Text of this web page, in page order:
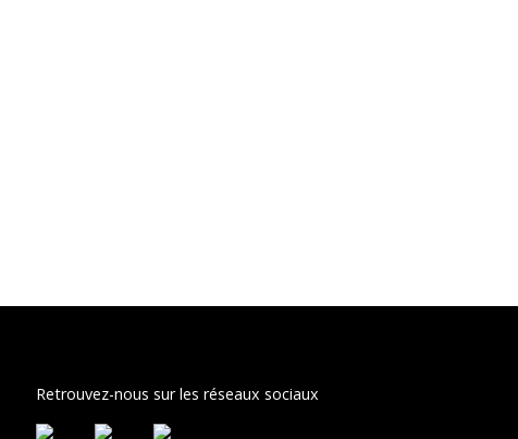
Retrouvez-nous sur les réseaux sociaux